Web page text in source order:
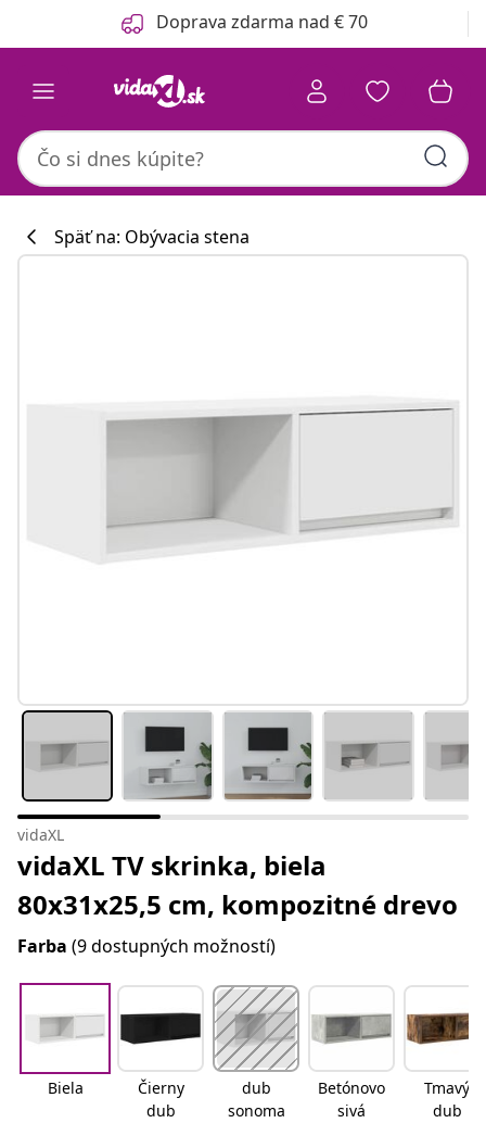
Predchádzajúce Doprava zdarma nad € 70
Späť na: Obývacia stena
vidaXL
vidaXL TV skrinka, biela
80x31x25,5 cm, kompozitné drevo
Farba (9 dostupných možností)
Biela
Čierny
dub
dub
sonoma
Betónovo
sivá
Tmavý
dub